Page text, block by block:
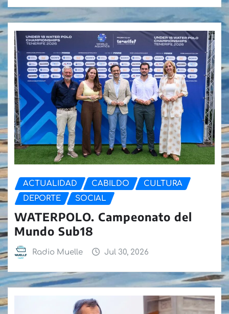
ACTUALIDAD CABILDO
CULTURA
DEPORTE
SOCIAL
WATERPOLO. Campeonato del
Mundo Sub18
Radio Muelle Jul 30, 2026